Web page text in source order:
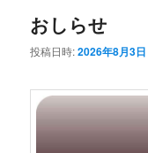
おしらせ
投稿日時:2026年8月3日